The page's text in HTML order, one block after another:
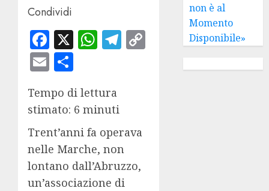
Condividi
Facebook
X WhatsApp
Telegram
Copy
Email
Tempo di lettura
stimato: 6 minuti
Trent’anni fa operava
nelle Marche, non
lontano dall’Abruzzo,
un’associazione di
non è al
Momento
Disponibile»